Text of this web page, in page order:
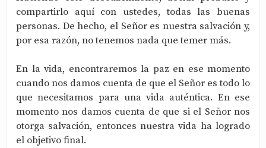
compartirlo aquí con ustedes, todas las buenas
personas. De hecho, el Señor es nuestra salvación y,
por esa razón, no tenemos nada que temer más.
En la vida, encontraremos la paz en ese momento
cuando nos damos cuenta de que el Señor es todo lo
que necesitamos para una vida auténtica. En ese
momento nos damos cuenta de que si el Señor nos
otorga salvación, entonces nuestra vida ha logrado
el objetivo final.